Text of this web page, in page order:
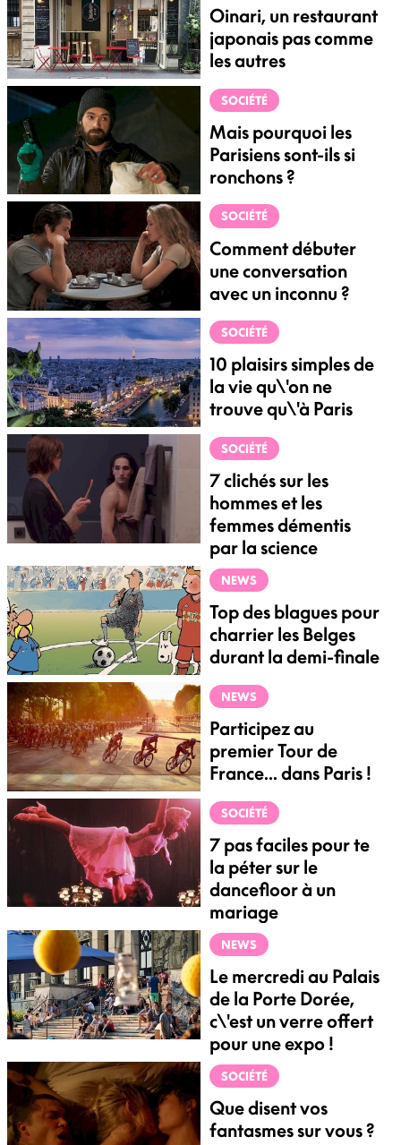
Oinari, un restaurant
japonais pas comme
les autres
SOCIÉTÉ
Mais pourquoi les
Parisiens sont-ils si
ronchons ?
SOCIÉTÉ
Comment débuter
une conversation
avec un inconnu ?
SOCIÉTÉ
10 plaisirs simples de
la vie qu\'on ne
trouve qu\'à Paris
SOCIÉTÉ
7 clichés sur les
hommes et les
femmes démentis
par la science
NEWS
Top des blagues pour
charrier les Belges
durant la demi-finale
NEWS
Participez au
premier Tour de
France... dans Paris !
SOCIÉTÉ
7 pas faciles pour te
la péter sur le
dancefloor à un
mariage
NEWS
Le mercredi au Palais
de la Porte Dorée,
c\'est un verre offert
pour une expo !
SOCIÉTÉ
Que disent vos
fantasmes sur vous ?